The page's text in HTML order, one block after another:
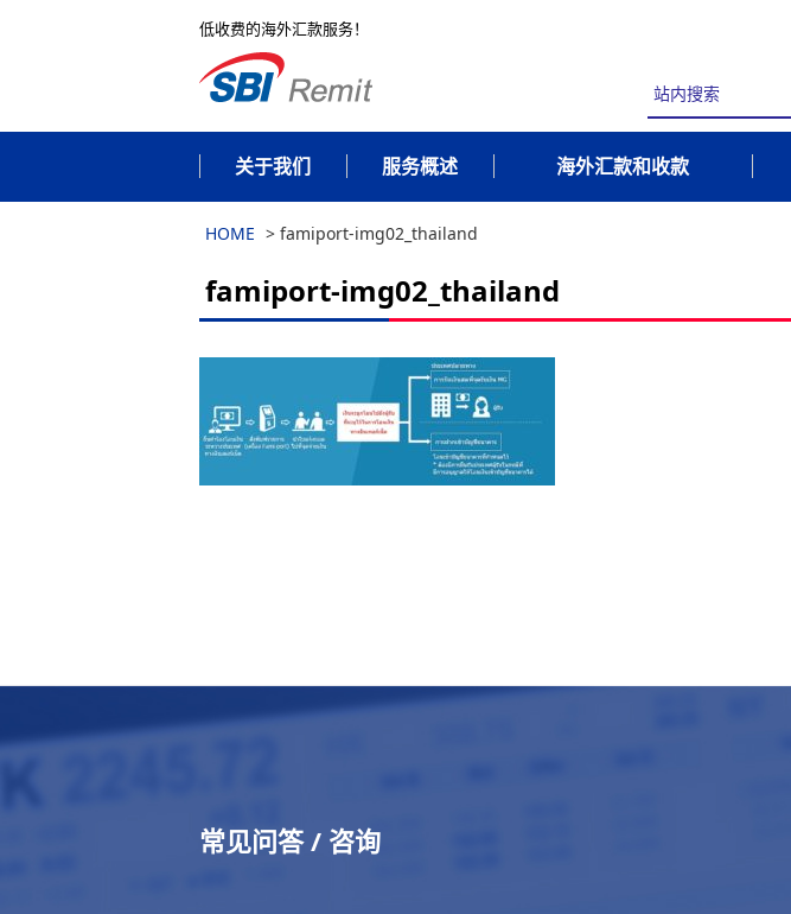
低收费的海外汇款服务！
关于我们 服务概述 海外汇款和收款
HOME > famiport-img02_thailand
famiport-img02_thailand
常见问答 / 咨询